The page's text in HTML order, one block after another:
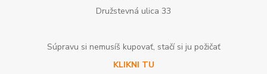
Družstevná ulica 33
Súpravu si nemusíš kupovať, stačí si ju požičať
KLIKNI TU